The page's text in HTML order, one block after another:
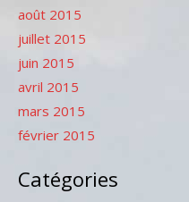
août 2015
juillet 2015
juin 2015
avril 2015
mars 2015
février 2015
Catégories